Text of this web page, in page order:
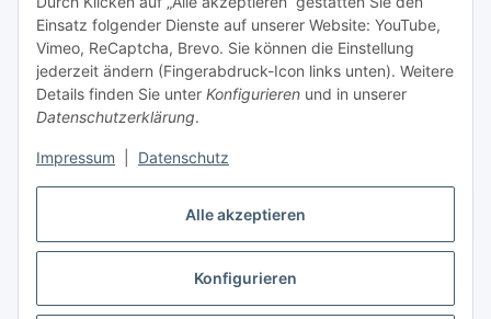
Alle akzeptieren
Konfigurieren
Einsatz folgender Dienste auf unserer Website: YouTube,
Vimeo, ReCaptcha, Brevo. Sie können die Einstellung
jederzeit ändern (Fingerabdruck-Icon links unten). Weitere
Details finden Sie unter Konfigurieren und in unserer
Datenschutzerklärung.
Impressum Datenschutz
Vertrag widerrufen